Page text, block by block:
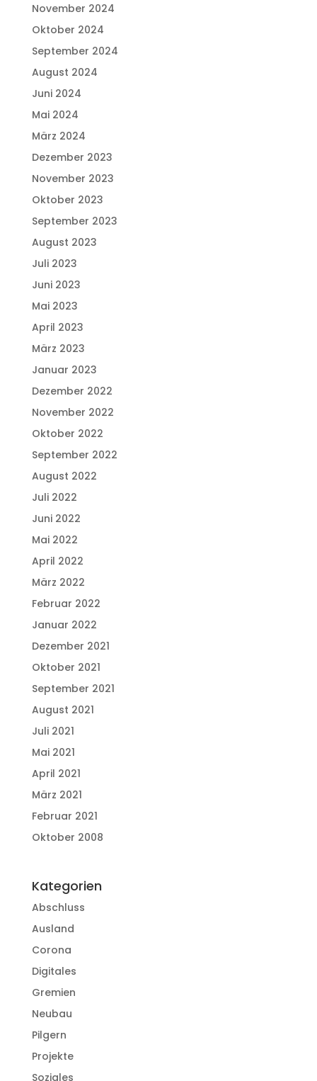
November 2024
Oktober 2024
September 2024
August 2024
Juni 2024
Mai 2024
März 2024
Dezember 2023
November 2023
Oktober 2023
September 2023
August 2023
Juli 2023
Juni 2023
Mai 2023
April 2023
März 2023
Januar 2023
Dezember 2022
November 2022
Oktober 2022
September 2022
August 2022
Juli 2022
Juni 2022
Mai 2022
April 2022
März 2022
Februar 2022
Januar 2022
Dezember 2021
Oktober 2021
September 2021
August 2021
Juli 2021
Mai 2021
April 2021
März 2021
Februar 2021
Oktober 2008
Kategorien
Abschluss
Ausland
Corona
Digitales
Gremien
Neubau
Pilgern
Projekte
Soziales